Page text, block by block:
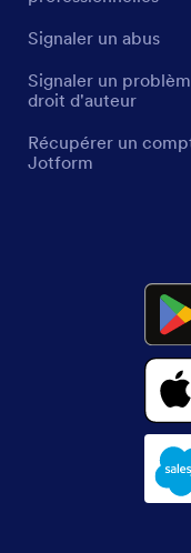
Signaler un abus
Signaler un
droit d'auteur
Récupérer un
Jotform